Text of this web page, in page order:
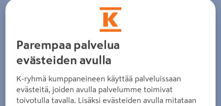
Parempaa palvelua
evästeiden avulla
K-ryhmä kumppaneineen käyttää palveluissaan
evästeitä, joiden avulla palvelumme toimivat
toivotulla tavalla. Lisäksi evästeiden avulla mitataan